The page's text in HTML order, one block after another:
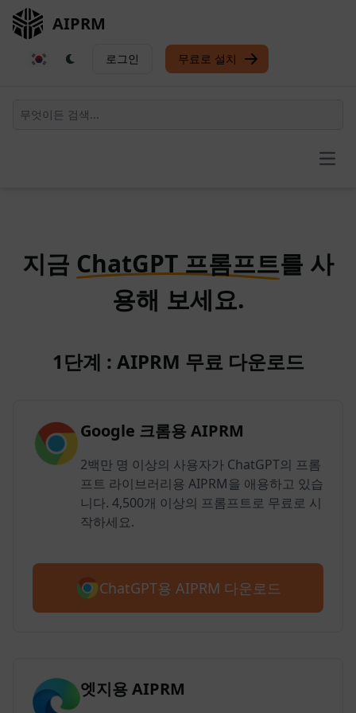
AIPRM
로그인 무료로 설치
지금 ChatGPT 프롬프트를 사
용해 보세요.
1단계 : AIPRM 무료 다운로드
Google 크롬용 AIPRM
2백만 명 이상의 사용자가 ChatGPT의 프롬
프트 라이브러리용 AIPRM을 애용하고 있습
니다. 4,500개 이상의 프롬프트로 무료로 시
작하세요.
ChatGPT용 AIPRM 다운로드
엣지용 AIPRM